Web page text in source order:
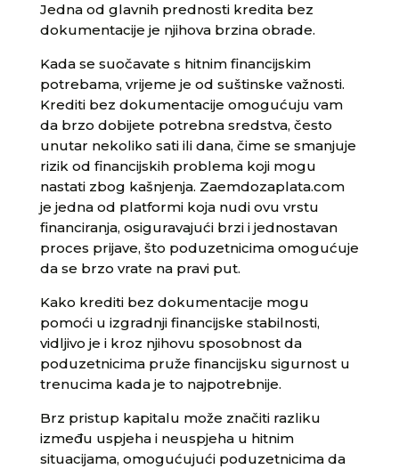
Jedna od glavnih prednosti kredita bez
dokumentacije je njihova brzina obrade.
Kada se suočavate s hitnim financijskim
potrebama, vrijeme je od suštinske važnosti.
Krediti bez dokumentacije omogućuju vam
da brzo dobijete potrebna sredstva, često
unutar nekoliko sati ili dana, čime se smanjuje
rizik od financijskih problema koji mogu
nastati zbog kašnjenja. Zaemdozaplata.com
je jedna od platformi koja nudi ovu vrstu
financiranja, osiguravajući brzi i jednostavan
proces prijave, što poduzetnicima omogućuje
da se brzo vrate na pravi put.
Kako krediti bez dokumentacije mogu
pomoći u izgradnji financijske stabilnosti,
vidljivo je i kroz njihovu sposobnost da
poduzetnicima pruže financijsku sigurnost u
trenucima kada je to najpotrebnije.
Brz pristup kapitalu može značiti razliku
između uspjeha i neuspjeha u hitnim
situacijama, omogućujući poduzetnicima da